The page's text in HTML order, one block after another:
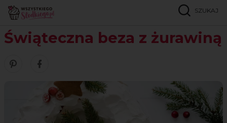
SZUKAJ
Strona główna Świąteczna beza z żurawiną
Świąteczna beza z żurawiną
Zobacz nasze piny w serwisie Pinterest
Udostępnij ten przepis w serwisie Facebook